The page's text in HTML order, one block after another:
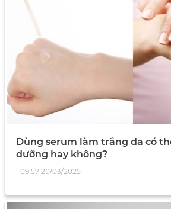
Dùng serum làm trắng da có
dưỡng hay không?
09:57 20/03/2025